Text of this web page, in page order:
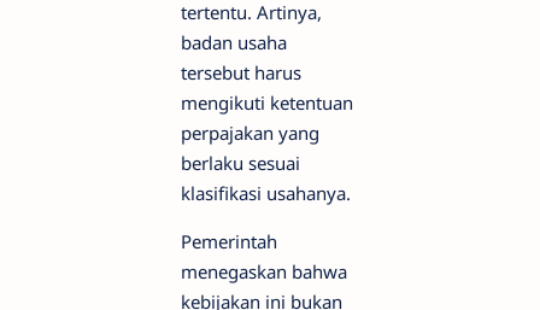
tertentu. Artinya,
badan usaha
tersebut harus
mengikuti ketentuan
perpajakan yang
berlaku sesuai
klasifikasi usahanya.
Pemerintah
menegaskan bahwa
kebijakan ini bukan